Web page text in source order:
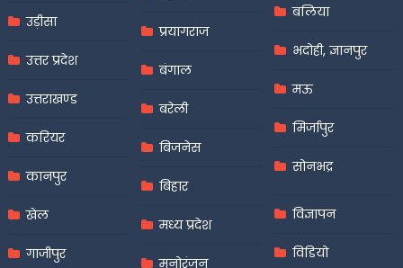
उड़ीसा
उत्तर प्रदेश
उत्तराखण्ड
करियर
कानपुर
खेल
गाजीपुर
प्रयागराज
बंगाल
बरेली
बिजनेस
बिहार
मध्य प्रदेश
मनोरंजन
बलिया
भदोही, ज्ञानपुर
मऊ
मिर्जापुर
सोनभद्र
विज्ञापन
विडियो